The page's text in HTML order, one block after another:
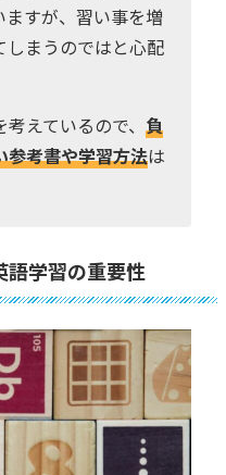
すが、習い事を増
しまうのではと心配
えているので、 負
参考書や学習方法は
語学習の重要性